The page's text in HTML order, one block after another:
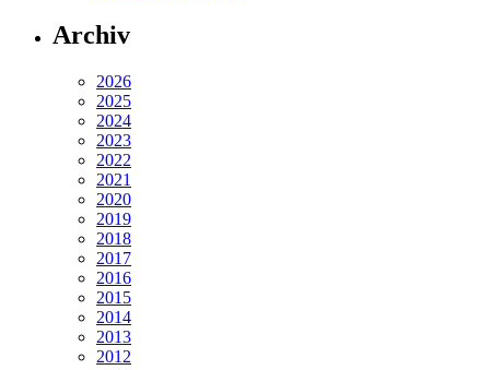
Archiv
2026
2025
2024
2023
2022
2021
2020
2019
2018
2017
2016
2015
2014
2013
2012